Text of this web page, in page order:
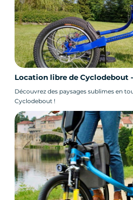
Location libre de Cyclodebout
Découvrez des paysages sublimes en
Cyclodebout !